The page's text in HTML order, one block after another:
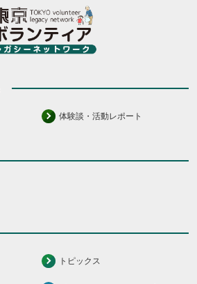
体験談・活動レポート
トピックス